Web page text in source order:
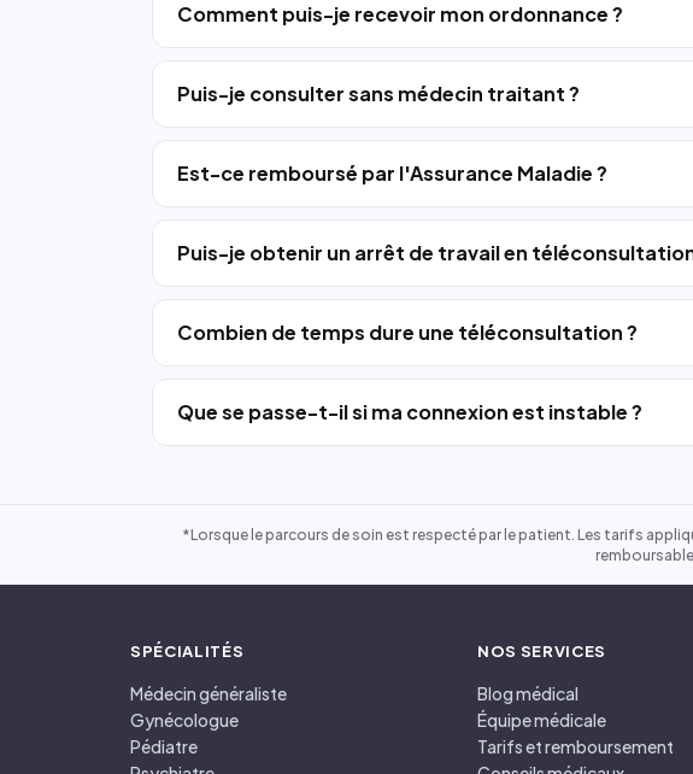
Comment puis-je recevoir mon ordonnance ?
Puis-je consulter sans médecin traitant ?
Est-ce remboursé par l'Assurance Maladie ?
Puis-je obtenir un arrêt de travail en
Combien de temps dure une téléconsultation ?
Que se passe-t-il si ma connexion est instable ?
*Lorsque le parcours de soin est respecté par le patient. Les tarifs
SPÉCIALITÉS
Médecin généraliste
Gynécologue
Pédiatre
NOS SERVICES
Blog médical
Équipe médicale
Tarifs et remboursement